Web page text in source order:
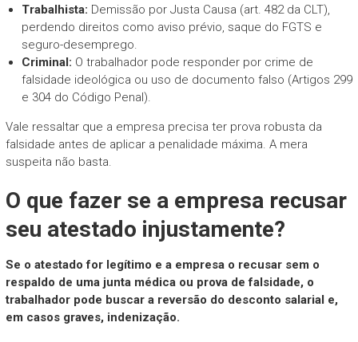
Trabalhista: Demissão por Justa Causa (art. 482 da CLT),
perdendo direitos como aviso prévio, saque do FGTS e
seguro-desemprego.
Criminal: O trabalhador pode responder por crime de
falsidade ideológica ou uso de documento falso (Artigos 299
e 304 do Código Penal).
Vale ressaltar que a empresa precisa ter prova robusta da
falsidade antes de aplicar a penalidade máxima. A mera
suspeita não basta.
O que fazer se a empresa recusar
seu atestado injustamente?
Se o atestado for legítimo e a empresa o recusar sem o
respaldo de uma junta médica ou prova de falsidade, o
trabalhador pode buscar a reversão do desconto salarial e,
em casos graves, indenização.